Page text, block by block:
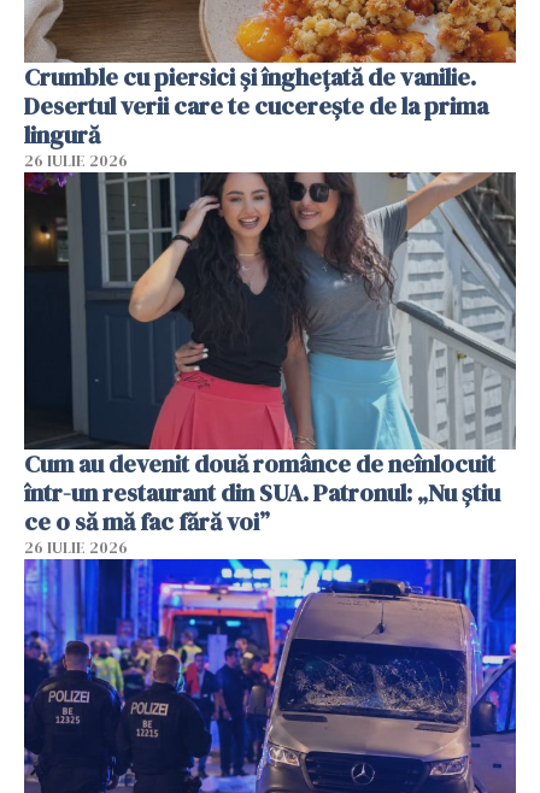
Crumble cu piersici și înghețată de vanilie.
Desertul verii care te cucerește de la prima
lingură
26 IULIE 2026
Cum au devenit două românce de neînlocuit
într-un restaurant din SUA. Patronul: „Nu știu
ce o să mă fac fără voi”
26 IULIE 2026